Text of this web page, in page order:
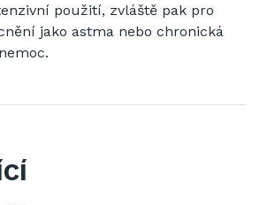
použití, zvláště pak pro
jako astma nebo chronická